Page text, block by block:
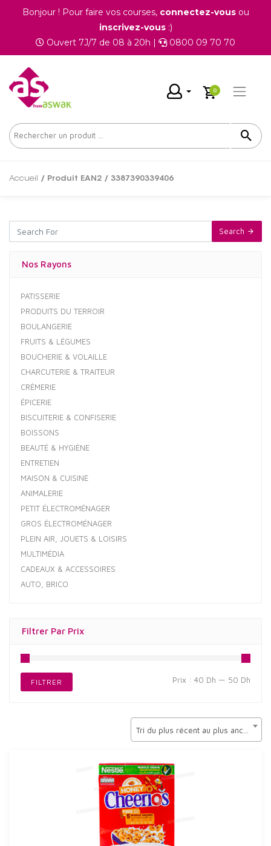
Bonjour ! Pour faire vos courses, connectez-vousou
inscrivez-vous:)
Ouvert 7J/7 de 08 à 20h |
0800 09 70 70
0
Accueil / Produit EAN2 / 3387390339406
Search
Nos Rayons
PATISSERIE
PRODUITS DU TERROIR
BOULANGERIE
FRUITS & LÉGUMES
BOUCHERIE & VOLAILLE
CHARCUTERIE & TRAITEUR
CRÈMERIE
ÉPICERIE
BISCUITERIE & CONFISERIE
BOISSONS
BEAUTÉ & HYGIÈNE
ENTRETIEN
MAISON & CUISINE
ANIMALERIE
PETIT ÉLECTROMÉNAGER
GROS ÉLECTROMÉNAGER
PLEIN AIR, JOUETS & LOISIRS
MULTIMÉDIA
CADEAUX & ACCESSOIRES
AUTO, BRICO
Filtrer Par Prix
FILTRER Prix : 40 Dh — 50 Dh